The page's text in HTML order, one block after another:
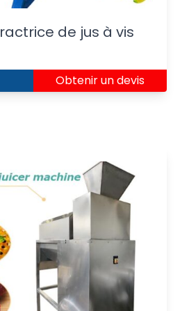
de jus à vis
Obtenir un devis